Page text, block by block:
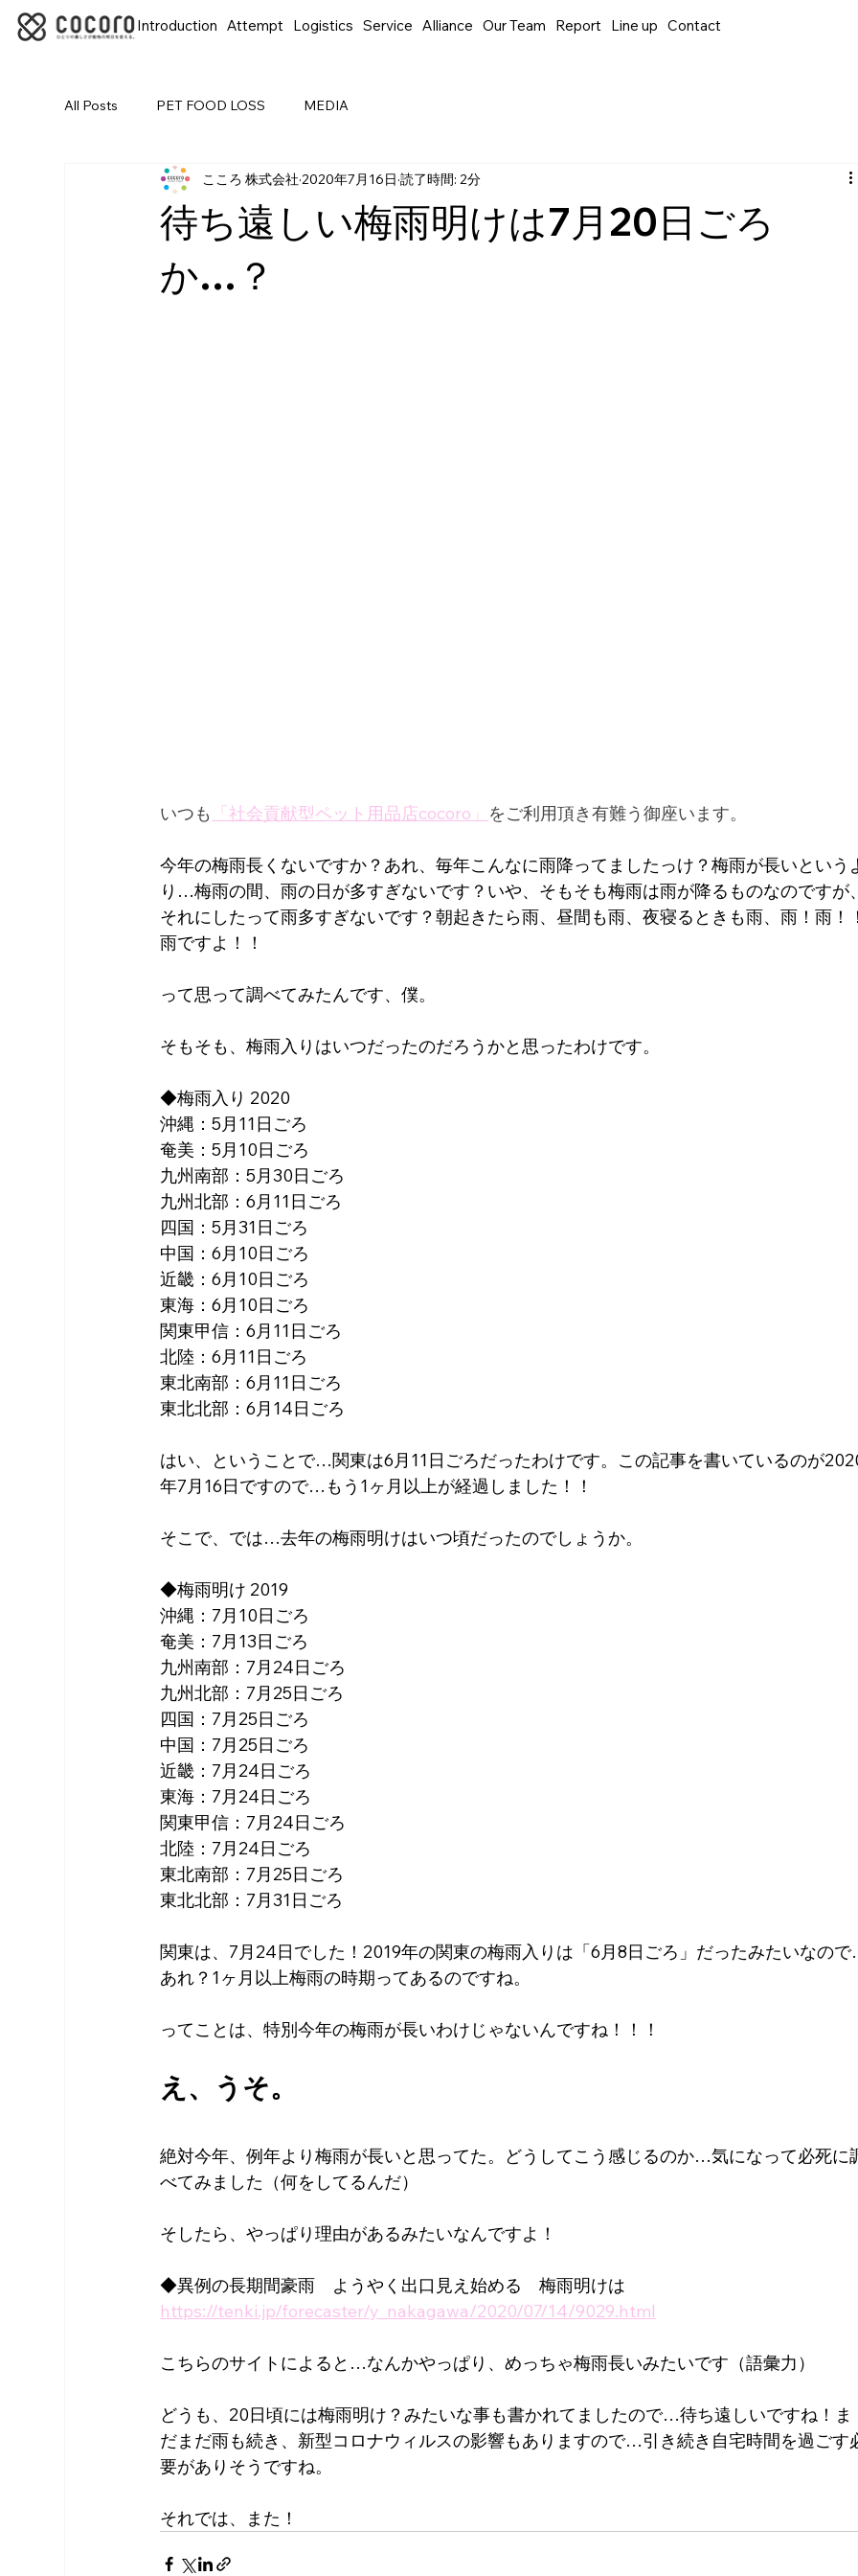
Introduction Attempt Logistics Service Alliance Our Team Report Line up Contact
All Posts PET FOOD LOSS MEDIA
待ち遠しい梅雨明けは7月20日ごろ
か…？
こころ 株式会社 2020年7月16日 読了時間: 2分
いつも 「社会貢献型ペット用品店cocoro」 をご利用頂き有難う御座います。
今年の梅雨長くないですか？あれ、毎年こんなに雨降ってましたっけ？梅雨が長いという
り…梅雨の間、雨の日が多すぎないです？いや、そもそも梅雨は雨が降るものなのですが
それにしたって雨多すぎないです？朝起きたら雨、昼間も雨、夜寝るときも雨、雨！雨！
雨ですよ！！
って思って調べてみたんです、僕。
そもそも、梅雨入りはいつだったのだろうかと思ったわけです。
◆梅雨入り 2020
沖縄：5月11日ごろ
奄美：5月10日ごろ
九州南部：5月30日ごろ
九州北部：6月11日ごろ
四国：5月31日ごろ
中国：6月10日ごろ
近畿：6月10日ごろ
東海：6月10日ごろ
関東甲信：6月11日ごろ
北陸：6月11日ごろ
東北南部：6月11日ごろ
東北北部：6月14日ごろ
はい、ということで…関東は6月11日ごろだったわけです。この記事を書いているのが
年7月16日ですので…もう1ヶ月以上が経過しました！！
そこで、では…去年の梅雨明けはいつ頃だったのでしょうか。
◆梅雨明け 2019
沖縄：7月10日ごろ
奄美：7月13日ごろ
九州南部：7月24日ごろ
九州北部：7月25日ごろ
四国：7月25日ごろ
中国：7月25日ごろ
近畿：7月24日ごろ
東海：7月24日ごろ
関東甲信：7月24日ごろ
北陸：7月24日ごろ
東北南部：7月25日ごろ
東北北部：7月31日ごろ
関東は、7月24日でした！2019年の関東の梅雨入りは「6月8日ごろ」だったみたいなの
あれ？1ヶ月以上梅雨の時期ってあるのですね。
ってことは、特別今年の梅雨が長いわけじゃないんですね！！！
え、うそ。
絶対今年、例年より梅雨が長いと思ってた。どうしてこう感じるのか…気になって必死に
べてみました（何をしてるんだ）
そしたら、やっぱり理由があるみたいなんですよ！
◆異例の長期間豪雨　ようやく出口見え始める　梅雨明けは
https://tenki.jp/forecaster/y_nakagawa/2020/07/14/9029.html
こちらのサイトによると…なんかやっぱり、めっちゃ梅雨長いみたいです（語彙力）
どうも、20日頃には梅雨明け？みたいな事も書かれてましたので…待ち遠しいですね！ま
だまだ雨も続き、新型コロナウィルスの影響もありますので…引き続き自宅時間を過ごす
要がありそうですね。
それでは、また！